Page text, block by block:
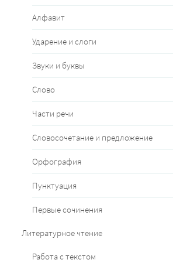
Алфавит
Ударение и слоги
Звуки и буквы
Слово
Части речи
Словосочетание и предложение
Орфография
Пунктуация
Первые сочинения
Литературное чтение
Работа с текстом